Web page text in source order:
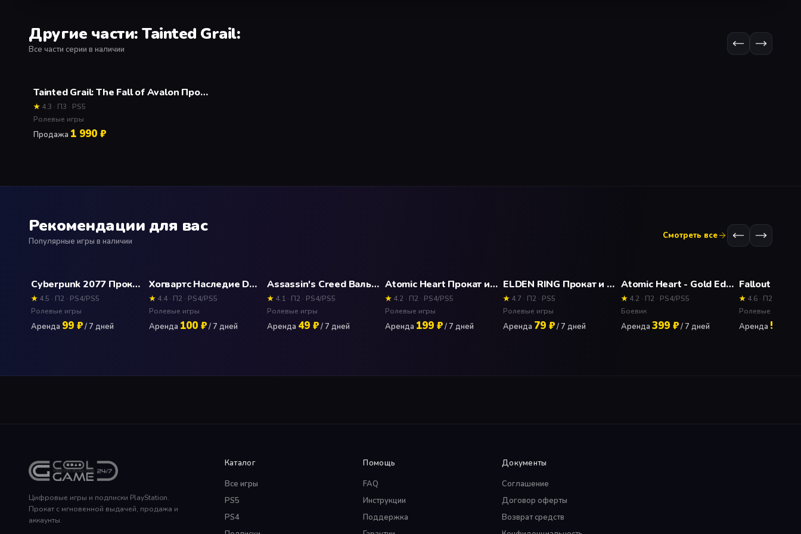
Другие части: Tainted Grail:
Все части серии в наличии
Tainted Grail: The Fall of Avalon Продажа игры
★ 4.3 · П3 · PS5
Ролевые игры
Продажа 1 990 ₽
Рекомендации для вас
Популярные игры в наличии
Смотреть все
Cyberpunk 2077 Прокат и аренда игры 7 дней
★ 4.5 · П2 · PS4/PS5
Ролевые игры
Аренда 99 ₽/ 7 дней
Хогвартс Наследие Deluxe Edition (Hogwarts Legacy) Прокат и аренда игры 7 дней
★ 4.4 · П2 · PS4/PS5
Ролевые игры
Аренда 100 ₽/ 7 дней
Assassin's Creed Вальгалла (Valhalla) Прокат и аренда игры 7 дней
★ 4.1 · П2 · PS4/PS5
Ролевые игры
Аренда 49 ₽/ 7 дней
Atomic Heart Прокат и аренда игры 7 дней
★ 4.2 · П2 · PS4/PS5
Ролевые игры
Аренда 199 ₽/ 7 дней
ELDEN RING Прокат и аренда игры 7 дней
★ 4.7 · П2 · PS5
Ролевые игры
Аренда 79 ₽/ 7 дней
Atomic Heart - Gold Edition (Новое дополнение) Прокат и аренда игры 7 дней
★ 4.2 · П2 · PS4/PS5
Боевик
Аренда 399 ₽/ 7 дней
★ 4.6 · П2 · PS4
Ролевые игры
Аренда 50 ₽
Цифровые игры и подписки PlayStation.
Прокат с мгновенной выдачей, продажа и
аккаунты.
Каталог
Все игры
PS5
PS4
Помощь
FAQ
Инструкции
Поддержка
Документы
Соглашение
Договор оферты
Возврат средств